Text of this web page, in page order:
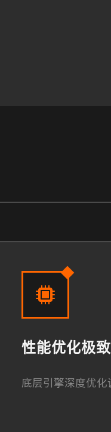
性能优化极致
底层引擎深度优化